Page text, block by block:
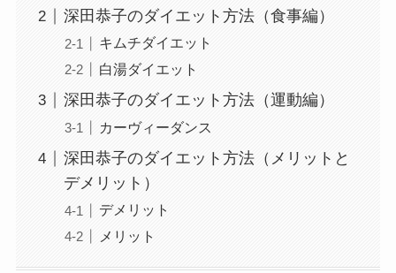
深田恭子のダイエット方法（食事編）
キムチダイエット
白湯ダイエット
深田恭子のダイエット方法（運動編）
カーヴィーダンス
深田恭子のダイエット方法（メリットと
デメリット）
デメリット
メリット